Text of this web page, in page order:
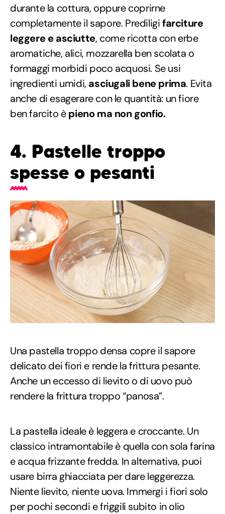
durante la cottura, oppure coprirne
completamente il sapore. Prediligifarciture
leggere e asciutte, come ricotta con erbe
aromatiche, alici, mozzarella ben scolata o
formaggi morbidi poco acquosi. Se usi
ingredienti umidi, asciugali bene prima. Evita
anche di esagerare con le quantità: un fiore
ben farcito èpieno ma non gonfio.
4. Pastelle troppo
spesse o pesanti
Una pastella troppo densa copre il sapore
delicato dei fiori e rende la frittura pesante.
Anche un eccesso di lievito o di uovo può
rendere la frittura troppo “panosa”.
La pastella ideale è leggera e croccante. Un
classico intramontabile è quella con sola farina
e acqua frizzante fredda. In alternativa, puoi
usare birra ghiacciata per dare leggerezza.
Niente lievito, niente uova. Immergi i fiori solo
per pochi secondi e friggili subito in olio